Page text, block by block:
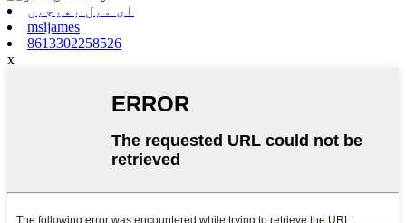
ای میل بھیجیں
msljames
8613302258526
x